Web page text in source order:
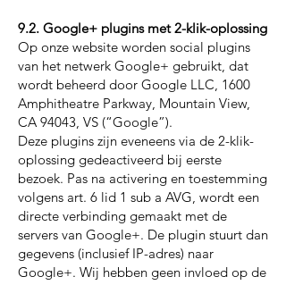
9.2. Google+ plugins met 2-klik-oplossing
Op onze website worden social plugins
van het netwerk Google+ gebruikt, dat
wordt beheerd door Google LLC, 1600
Amphitheatre Parkway, Mountain View,
CA 94043, VS (“Google”).
Deze plugins zijn eveneens via de 2-klik-
oplossing gedeactiveerd bij eerste
bezoek. Pas na activering en toestemming
volgens art. 6 lid 1 sub a AVG, wordt een
directe verbinding gemaakt met de
servers van Google+. De plugin stuurt dan
gegevens (inclusief IP-adres) naar
Google+. Wij hebben geen invloed op de